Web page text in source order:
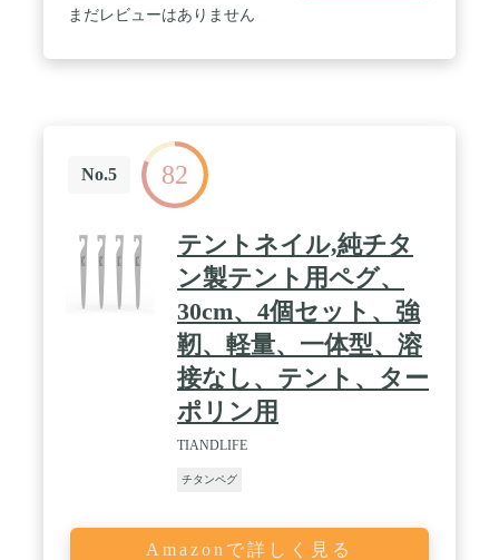
本製品には反射材入りの固定ロープがついておりま
まだレビューはありません
No.5 82
テントネイル,純チタ
ン製テント用ペグ、
30cm、4個セット、強
靭、軽量、一体型、溶
接なし、テント、ター
ポリン用
TIANDLIFE
チタンペグ
Amazonで詳しく見る